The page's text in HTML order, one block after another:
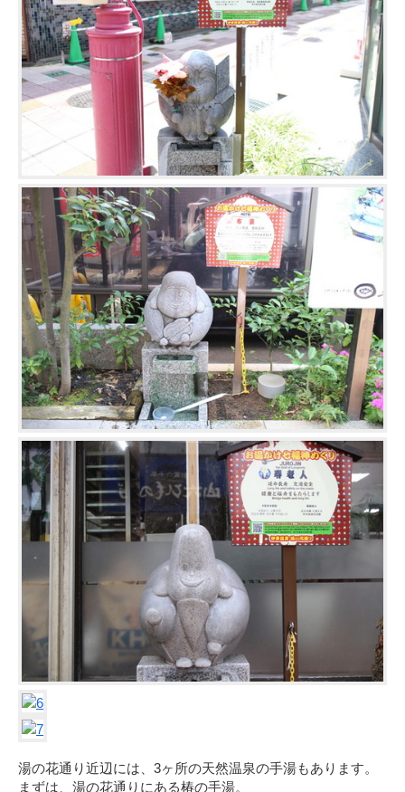
湯の花通り近辺には、3ヶ所の天然温泉の手湯もあります。
まずは、湯の花通りにある椿の手湯。